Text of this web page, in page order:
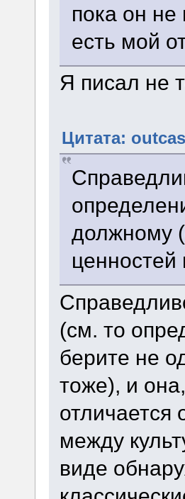
пока он
есть мой
Я писал не
Цитата:
должному
(см. то
берите не
тоже), и
отличается
между
виде